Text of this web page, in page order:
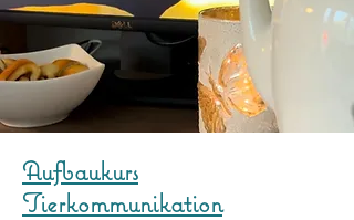
Aufbaukurs
Tierkommunikation